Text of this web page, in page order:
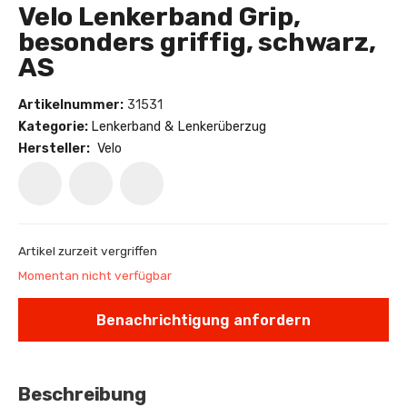
Velo Lenkerband Grip,
besonders griffig, schwarz,
AS
Artikelnummer: 31531
Kategorie: Lenkerband & Lenkerüberzug
Hersteller: Velo
Artikel zurzeit vergriffen
Momentan nicht verfügbar
Benachrichtigung anfordern
Beschreibung